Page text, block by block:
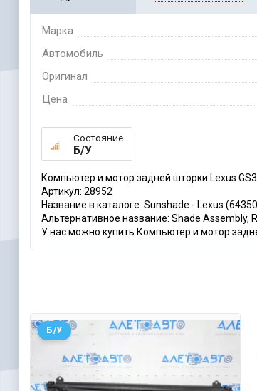
Марка
Автомобиль
Оригинал
Цена
Состояние
Б/У
Компьютер и мотор задней шторки Lexus
Артикул: 28952
Название в каталоге: Sunshade - Lexus
Альтернативное название: Shade Assembly,
У нас можно купить Компьютер и мотор
Б/У